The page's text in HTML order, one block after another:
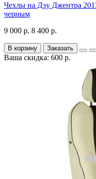
Чехлы на Дэу Джентра
черным
9 000 р. 8 400 р.
В корзину Заказать
Ваша скидка: 600 р.